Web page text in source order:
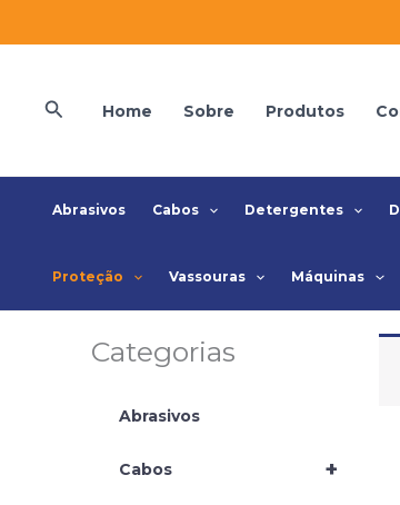
to
SearchHome Sobre Produtos
Abrasivos Cabos Detergentes
Proteção Vassouras Máquinas
Categorias
Abrasivos
+
Cabos